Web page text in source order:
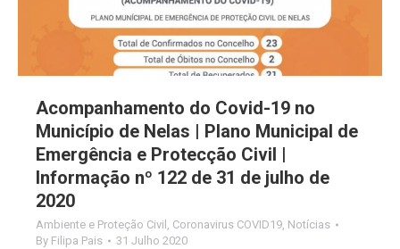
Acompanhamento do Covid-19 no
Município de Nelas | Plano Municipal de
Emergência e Protecção Civil |
Informação nº 122 de 31 de julho de
2020
Ambiente e Proteção Civil , Coronavirus COVID19, Notícias
By Filipa Pais 31 Julho 2020